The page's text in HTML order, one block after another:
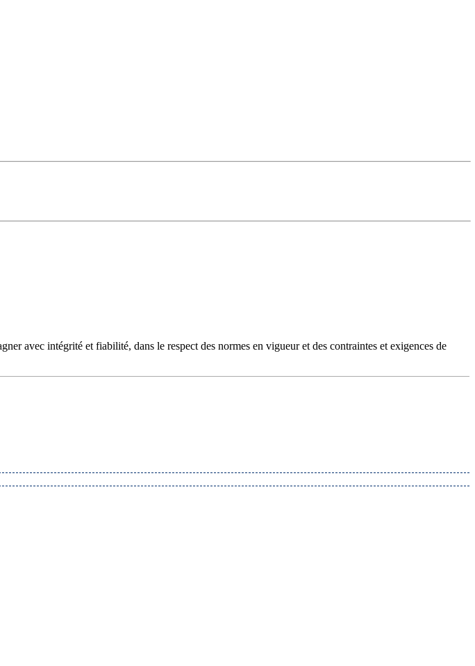
avec intégrité et fiabilité, dans le respect des normes en vigueur et des contraintes et exigences de